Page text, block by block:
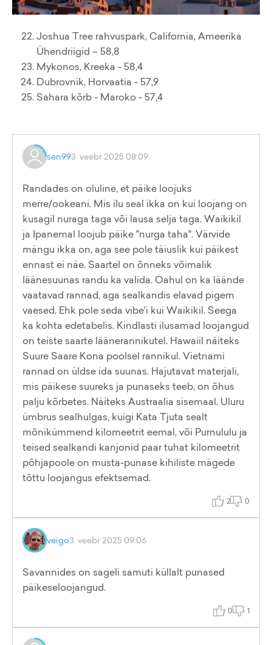
Joshua Tree rahvuspark, California, Ameerika
Ühendriigid – 58,8
Mykonos, Kreeka - 58,4
Dubrovnik, Horvaatia - 57,9
Sahara kõrb - Maroko - 57,4
sen993. veebr 2025 08:09
Randades on oluline, et päike loojuks
merre/ookeani. Mis ilu seal ikka on kui loojang on
kusagil nuraga taga või lausa selja taga. Waikikil
ja Ipanemal loojub päike "nurga taha". Värvide
mängu ikka on, aga see pole täiuslik kui päikest
ennast ei näe. Saartel on õnneks võimalik
läänesuunas randu ka valida. Oahul on ka läände
vaatavad rannad, aga sealkandis elavad pigem
vaesed. Ehk pole seda vibe'i kui Waikikil. Seega
ka kohta edetabelis. Kindlasti ilusamad loojangud
on teiste saarte läänerannikutel. Hawaiil näiteks
Suure Saare Kona poolsel rannikul. Vietnami
rannad on üldse ida suunas. Hajutavat materjali,
mis päikese suureks ja punaseks teeb, on õhus
palju kõrbetes. Näiteks Austraalia sisemaal. Uluru
ümbrus sealhulgas, kuigi Kata Tjuta sealt
mõnikümmend kilomeetrit eemal, või Purnululu ja
teised sealkandi kanjonid paar tuhat kilomeetrit
põhjapoole on musta-punase kihiliste mägede
tõttu loojangus efektsemad.
2 0
veigo3. veebr 2025 09:06
Savannides on sageli samuti küllalt punased
päikeseloojangud.
0 1